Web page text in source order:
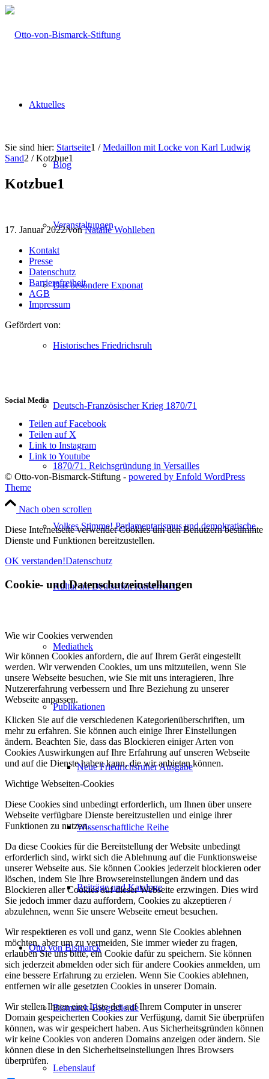
Aktuelles
Blog
Veranstaltungen
Das besondere Exponat
Historisches Friedrichsruh
Deutsch-Französischer Krieg 1870/71
1870/71. Reichsgründung in Versailles
Volkes Stimme! Parlamentarismus und demokratische
Kultur im Deutschen Kaiserreich
Mediathek
Publikationen
Neue Friedrichsruher Ausgabe
Wissenschaftliche Reihe
Beiträge und Kataloge
Otto von Bismarck
Bismarck-Biografie.de
Lebenslauf
Sie sind hier: Startseite1 / Medaillon mit Locke von Karl Ludwig
Sand2 / Kotzbue1
Kotzbue1
17. Januar 2022/vonNatalie Wohlleben
Kontakt
Presse
Datenschutz
Barrierefreiheit
AGB
Impressum
Gefördert von:
Social Media
Teilen auf Facebook
Teilen auf X
Link to Instagram
Link to Youtube
© Otto-von-Bismarck-Stiftung - powered by Enfold WordPress
Theme
Nach oben scrollen
Diese Internetseite verwendet Cookies um den Benutzern bestimmte
Dienste und Funktionen bereitzustellen.
OK verstanden!Datenschutz
Cookie- und Datenschutzeinstellungen
Wie wir Cookies verwenden
Wir können Cookies anfordern, die auf Ihrem Gerät eingestellt
werden. Wir verwenden Cookies, um uns mitzuteilen, wenn Sie
unsere Webseite besuchen, wie Sie mit uns interagieren, Ihre
Nutzererfahrung verbessern und Ihre Beziehung zu unserer
Webseite anpassen.
Klicken Sie auf die verschiedenen Kategorienüberschriften, um
mehr zu erfahren. Sie können auch einige Ihrer Einstellungen
ändern. Beachten Sie, dass das Blockieren einiger Arten von
Cookies Auswirkungen auf Ihre Erfahrung auf unseren Webseite
und auf die Dienste haben kann, die wir anbieten können.
Wichtige Webseiten-Cookies
Diese Cookies sind unbedingt erforderlich, um Ihnen über unsere
Webseite verfügbare Dienste bereitzustellen und einige ihrer
Funktionen zu nutzen.
Da diese Cookies für die Bereitstellung der Website unbedingt
erforderlich sind, wirkt sich die Ablehnung auf die Funktionsweise
unserer Webseite aus. Sie können Cookies jederzeit blockieren oder
löschen, indem Sie Ihre Browsereinstellungen ändern und das
Blockieren aller Cookies auf dieser Webseite erzwingen. Dies wird
Sie jedoch immer dazu auffordern, Cookies zu akzeptieren /
abzulehnen, wenn Sie unsere Webseite erneut besuchen.
Wir respektieren es voll und ganz, wenn Sie Cookies ablehnen
möchten, aber um zu vermeiden, Sie immer wieder zu fragen,
erlauben Sie uns bitte, ein Cookie dafür zu speichern. Sie können
sich jederzeit abmelden oder sich für andere Cookies anmelden, um
eine bessere Erfahrung zu erzielen. Wenn Sie Cookies ablehnen,
entfernen wir alle gesetzten Cookies in unserer Domain.
Wir stellen Ihnen eine Liste der auf Ihrem Computer in unserer
Domain gespeicherten Cookies zur Verfügung, damit Sie überprüfen
können, was wir gespeichert haben. Aus Sicherheitsgründen können
wir keine Cookies von anderen Domains anzeigen oder ändern. Sie
können diese in den Sicherheitseinstellungen Ihres Browsers
überprüfen.